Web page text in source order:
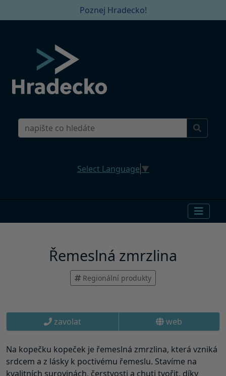
Poznej Hradecko!
Select Language ▼
Řemeslná zmrzlina
Regionální produkty
zavolat web
Na kopečku kopeček je řemeslná zmrzlina, která vzniká
srdcem a z lásky k poctivému řemeslu. Stavíme na
kvalitních surovinách, čerstvosti a chuti tvořit, díky